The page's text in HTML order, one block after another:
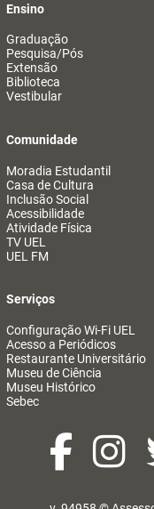
Ensino
Graduação
Pesquisa/Pós
Extensão
Biblioteca
Vestibular
Comunidade
Moradia Estudantil
Casa de Cultura
Inclusão Social
Acessibilidade
Atividade Física
TV UEL
UEL FM
Serviços
Configuração Wi-Fi UEL
Acesso a Periódicos
Restaurante Universitário
Museu de Ciência
Museu Histórico
Sebec